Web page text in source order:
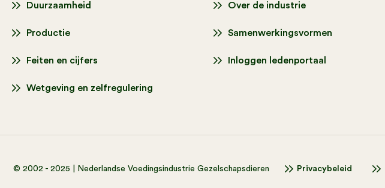
Duurzaamheid
Productie
Feiten en cijfers
Wetgeving en zelfregulering
Over de industrie
Samenwerkingsvormen
Inloggen ledenportaal
© 2002 - 2025 | Nederlandse Voedingsindustrie Gezelschapsdieren Privacybeleid